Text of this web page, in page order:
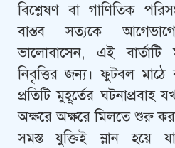
বিশ্লেষণ বা গাণিতিক
বাস্তব সত্যকে
ভালোবাসেন, এই
নিবৃত্তির জন্য। ফুটবল
প্রতিটি মুহূর্তের ঘটনাপ্রবাহ
অক্ষরে অক্ষরে মিলতে শুরু
সমস্ত যুক্তিই ম্লান হয়ে